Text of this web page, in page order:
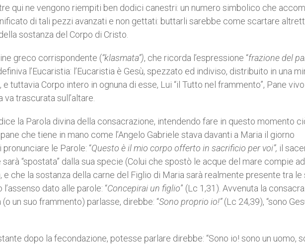
qui ne vengono riempiti ben dodici canestri: un numero simbolico che
di tali pezzi avanzati e non gettati: buttarli sarebbe come scartare
sostanza del Corpo di Cristo.
greco corrispondente (“klasmata”), che ricorda l’espressione “frazione del
l’Eucaristia: l’Eucaristia è Gesù, spezzato ed indiviso, distribuito in una
tuttavia Corpo intero in ognuna di esse, Lui “il Tutto nel frammento”, Pane vivo
trascurata sull’altare.
la Parola divina della consacrazione, intendendo fare in questo momento
che tiene in mano come l’Angelo Gabriele stava davanti a Maria il giorno
pronunciare le Parole: “Questo è il mio corpo offerto in sacrificio per voi”, il
“spostata” dalla sua specie (Colui che spostò le acque del mare compie
e che la sostanza della carne del Figlio di Maria sarà realmente presente tra le
dato alle parole: “Concepirai un figlio” (Lc 1,31). Avvenuta la
(o un suo frammento) parlasse, direbbe: “Sono proprio io!”(Lc 24,39), “sono
dopo la fecondazione, potesse parlare direbbe: “Sono io! sono un uomo,